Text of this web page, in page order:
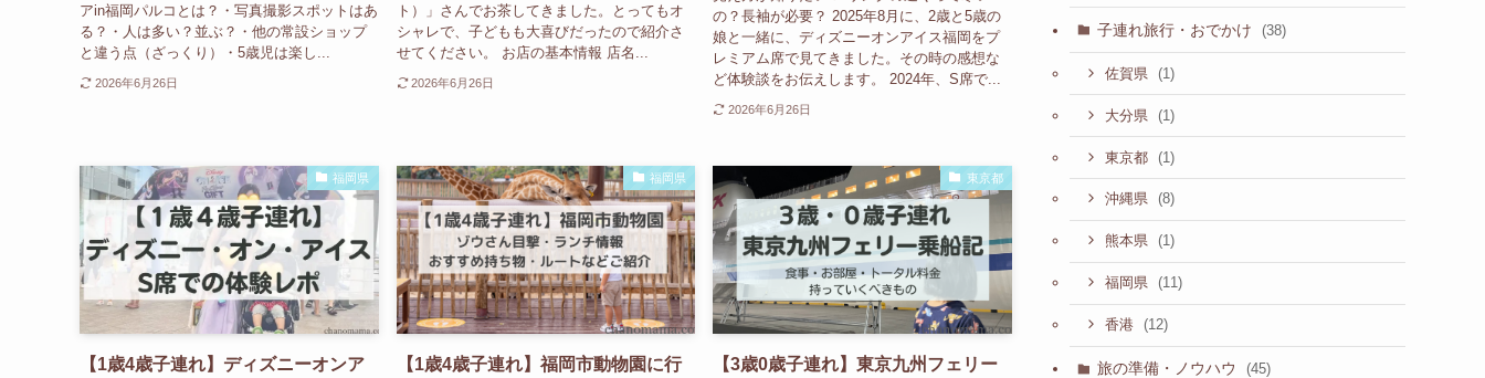
アin福岡パルコとは？・写真撮影スポットはあ
る？・人は多い？並ぶ？・他の常設ショップ
と違う点（ざっくり）・5歳児は楽し...
2026年6月26日
ト）」さんでお茶してきました。とってもオ
シャレで、子どもも大喜びだったので紹介さ
せてください。 お店の基本情報 店名...
2026年6月26日
の？長袖が必要？ 2025年8月に、2歳と5歳の
娘と一緒に、ディズニーオンアイス福岡をプ
レミアム席で見てきました。その時の感想な
ど体験談をお伝えします。 2024年、S席で...
2026年6月26日
福岡県
【1歳4歳子連れ】ディズニーオンア
福岡県
【1歳4歳子連れ】福岡市動物園に行
東京都
【3歳0歳子連れ】東京九州フェリー
子連れ旅行・おでかけ (38)
佐賀県 (1)
大分県 (1)
東京都 (1)
沖縄県 (8)
熊本県 (1)
福岡県 (11)
香港 (12)
旅の準備・ノウハウ (45)